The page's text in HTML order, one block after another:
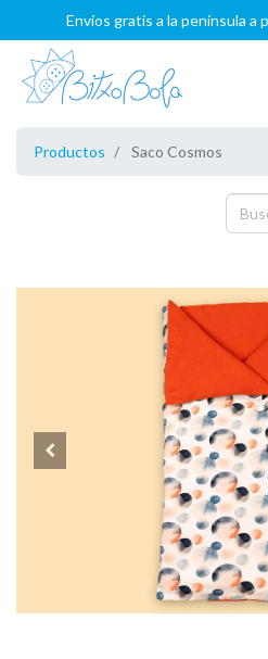
Envíos gratis a la península a
Productos Saco Cosmos